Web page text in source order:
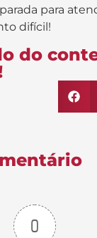
para
difícil!
do
0